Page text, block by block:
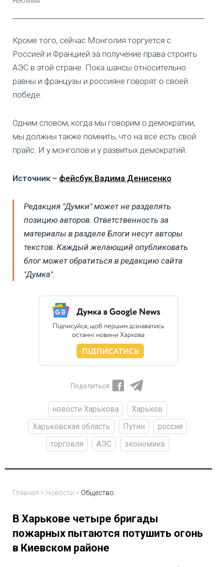
Кроме того, сейчас Монголия торгуется с
Россией и Францией за получение права строить
АЭС в этой стране. Пока шансы относительно
равны и французы и россияне говорят о своей
победе.
Одним словом, когда мы говорим о демократии,
мы должны также помнить, что на все есть свой
прайс. И у монголов и у развитых демократий.
Источник – фейсбук Вадима Денисенко
Редакция "Думки" может не разделять
позицию авторов. Ответственность за
материалы в разделе Блоги несут авторы
текстов. Каждый желающий опубликовать
блог может обратиться в редакцию сайта
"Думка".
Поделиться
новости Харькова
Харьков
Харьковская область
Путин
россия
торговля
АЭС экономика
Главная > Новости > Общество
В Харькове четыре бригады
пожарных пытаются потушить огонь
в Киевском районе